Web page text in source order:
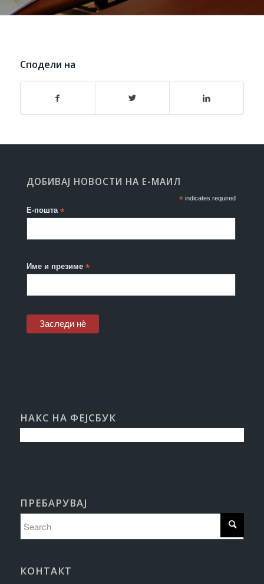
Сподели на
ДОБИВАЈ НОВОСТИ НА Е-МАИЛ
*indicates required
Е-пошта*
Име и презиме*
НАКС НА ФЕЈСБУК
ПРЕБАРУВАЈ
КОНТАКТ